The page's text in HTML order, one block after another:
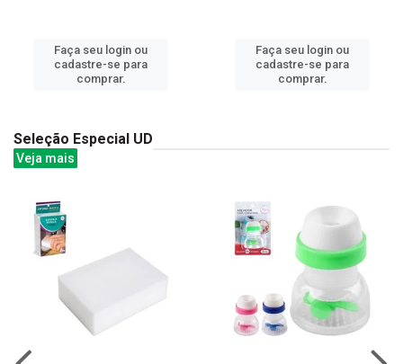
Faça seu login ou
cadastre-se para
comprar.
Faça seu login ou
cadastre-se para
comprar.
Seleção Especial UD
Veja mais